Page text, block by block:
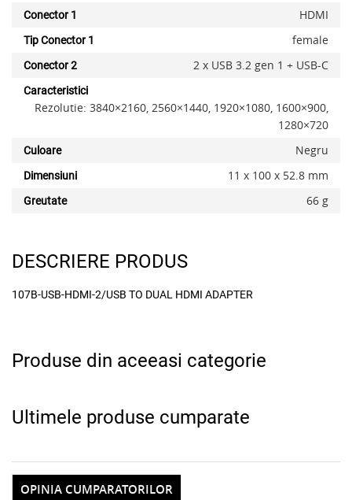
Conector 1 HDMI
Tip Conector 1 female
Conector 2 2 x USB 3.2 gen 1 + USB-C
Caracteristici
Rezolutie: 3840×2160, 2560×1440, 1920×1080, 1600×900,
1280×720
Culoare Negru
Dimensiuni 11 x 100 x 52.8 mm
Greutate 66 g
DESCRIERE PRODUS
107B-USB-HDMI-2/USB TO DUAL HDMI ADAPTER
Produse din aceeasi categorie
Ultimele produse cumparate
OPINIA CUMPARATORILOR
Adauga la favorite